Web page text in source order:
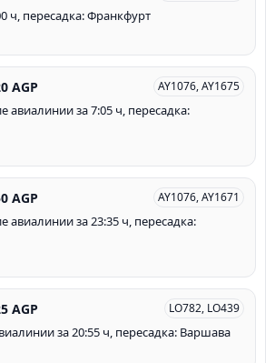
ч, пересадка: Франкфурт
AGP AY1076, AY1675
авиалинии за 7:05 ч, пересадка:
AGP AY1076, AY1671
авиалинии за 23:35 ч, пересадка:
AGP LO782, LO439
за 20:55 ч, пересадка: Варшава